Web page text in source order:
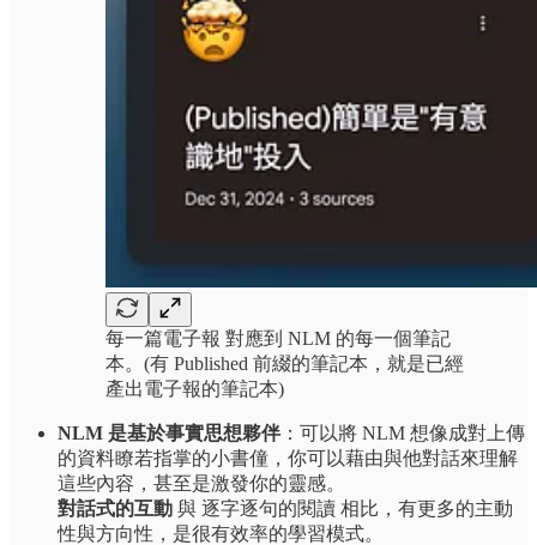
每一篇電子報 對應到 NLM 的每一個筆記
本。(有 Published 前綴的筆記本，就是已經
產出電子報的筆記本)
NLM 是基於事實思想夥伴 ：可以將 NLM 想像成對上傳
的資料瞭若指掌的小書僮，你可以藉由與他對話來理解
這些內容，甚至是激發你的靈感。
對話式的互動 與 逐字逐句的閱讀 相比，有更多的主動
性與方向性，是很有效率的學習模式。